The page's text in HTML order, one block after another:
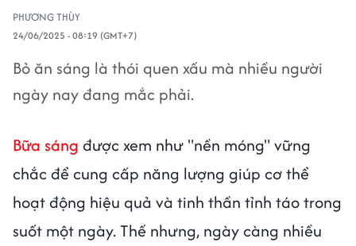
PHƯƠNG THÙY
24/06/2025 - 08:19 (GMT+7)
Bỏ ăn sáng là thói quen xấu mà nhiều người
ngày nay đang mắc phải.
Bữa sáng được xem như "nền móng" vững
chắc để cung cấp năng lượng giúp cơ thể
hoạt động hiệu quả và tinh thần tỉnh táo trong
suốt một ngày. Thế nhưng, ngày càng nhiều